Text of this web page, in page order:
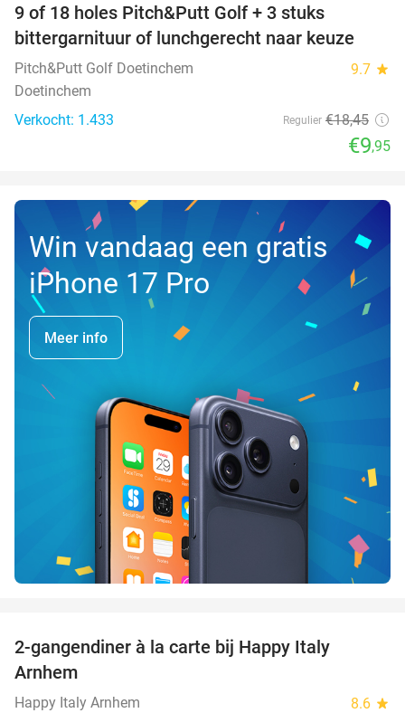
9 of 18 holes Pitch&Putt Golf + 3 stuks
bittergarnituur of lunchgerecht naar keuze
Pitch&Putt Golf Doetinchem 9.7 star
Doetinchem
Verkocht: 1.433
Regulier €18,45
€9,95
Win vandaag een gratis
iPhone 17 Pro
Meer info
2-gangendiner à la carte bij Happy Italy
Arnhem
Happy Italy Arnhem 8.6 star